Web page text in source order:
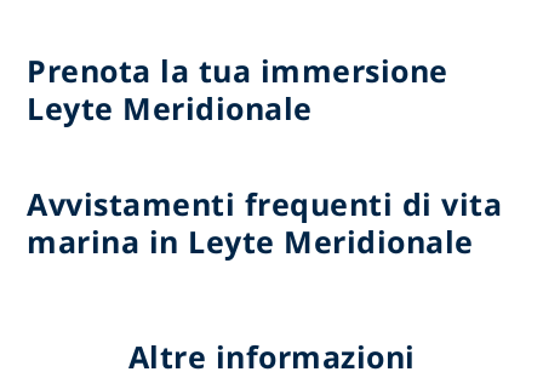
Prenota la tua immersione
Leyte Meridionale
Avvistamenti frequenti di vita
marina in Leyte Meridionale
Altre informazioni